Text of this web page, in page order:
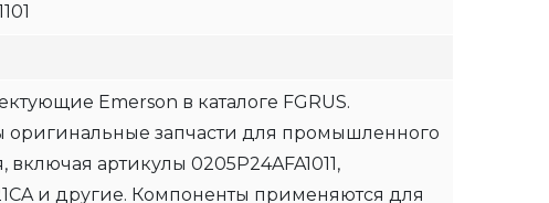
Emerson в каталоге FGRUS.
оригинальные запчасти для промышленного
артикулы 0205P24AFA1011,
и другие. Компоненты применяются для